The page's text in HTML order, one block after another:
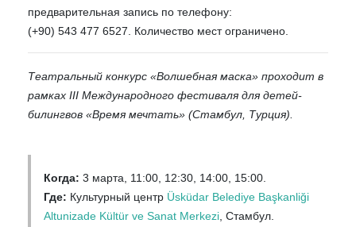
предварительная запись по телефону:
(+90) 543 477 6527. Количество мест ограничено.
Театральный конкурс «Волшебная маска» проходит в
рамках III Международного фестиваля для детей-
билингвов «Время мечтать» (Стамбул, Турция).
Когда: 3 марта, 11:00, 12:30, 14:00, 15:00.
Где: Культурный центр Üsküdar Belediye Başkanliği
Altunizade Kültür ve Sanat Merkezi , Стамбул.